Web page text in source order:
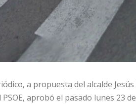
a propuesta del alcalde
aprobó el pasado lunes 23